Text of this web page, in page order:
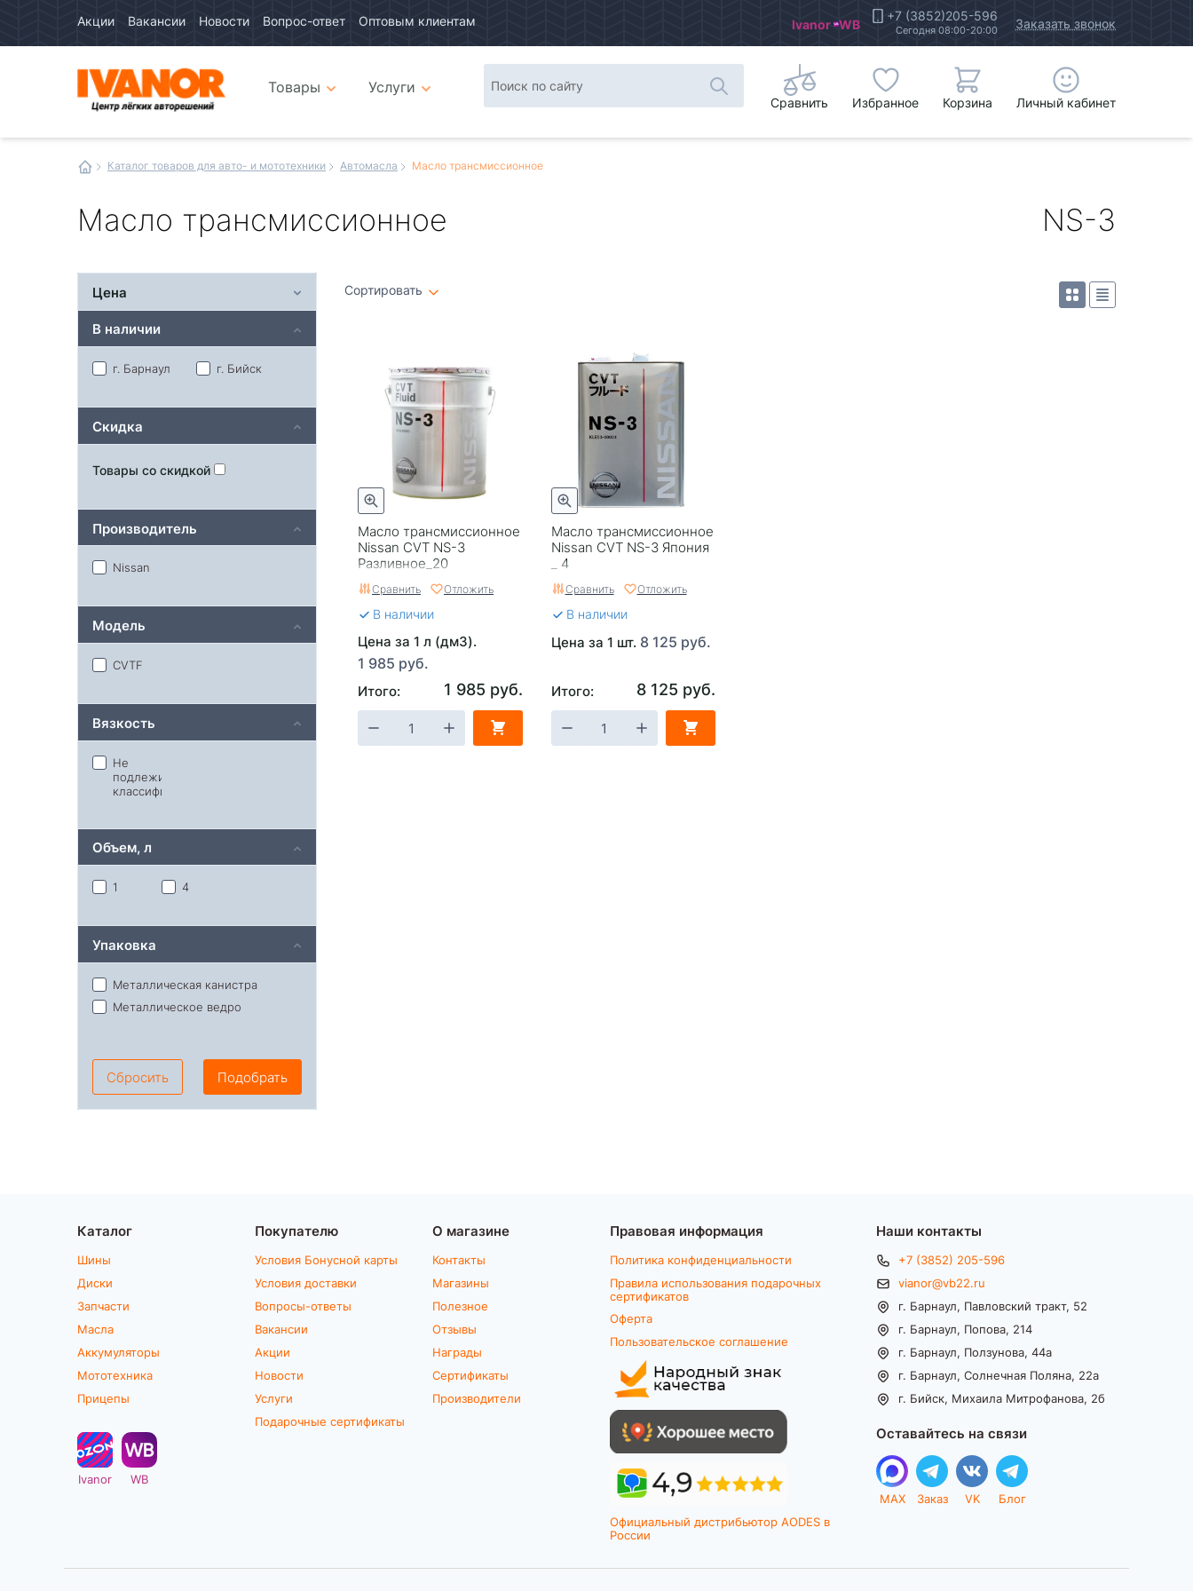
Акции Вакансии Новости Вопрос-ответ Оптовым клиентам Ivanor WB +7 (3852)205-596
Сегодня 08:00-20:00 Заказать звонок
интернетТовары
Услуги
Сравнить Избранное Корзина Личный кабинет
Каталог товаров для авто- и мототехники Автомасла Масло трансмиссионное
Масло трансмиссионное NS-3
Сортировать
Масло трансмиссионное
Nissan CVT NS-3
Разливное_20
Сравнить Отложить
В наличии
Цена за 1 л (дм3).
1 985 руб.
Итого: 1 985 руб.
Масло трансмиссионное
Nissan CVT NS-3 Япония
_ 4
Сравнить Отложить
В наличии
Цена за 1 шт. 8 125 руб.
Итого: 8 125 руб.
Цена
В наличии
г. Барнаул г. Бийск
Скидка
Товары со скидкой
Производитель
Nissan
Модель
CVTF
Вязкость
Не
подлежит
классификации
Объем, л
1 4
Упаковка
Металлическая канистра
Металлическое ведро
Сбросить Подобрать
Каталог
Шины
Диски
Запчасти
Масла
Аккумуляторы
Мототехника
Прицепы
Ivanor WB
Покупателю
Условия Бонусной карты
Условия доставки
Вопросы-ответы
Вакансии
Акции
Новости
Услуги
Подарочные сертификаты
О магазине
Контакты
Магазины
Полезное
Отзывы
Награды
Сертификаты
Производители
Правовая информация
Политика конфиденциальности
Правила использования подарочных
сертификатов
Оферта
Пользовательское соглашение
Официальный дистрибьютор AODES в
России
Наши контакты
+7 (3852) 205-596
vianor@vb22.ru
г. Барнаул, Павловский тракт, 52
г. Барнаул, Попова, 214
г. Барнаул, Ползунова, 44а
г. Барнаул, Солнечная Поляна, 22а
г. Бийск, Михаила Митрофанова, 2б
Оставайтесь на связи
MAX Заказ VK Блог